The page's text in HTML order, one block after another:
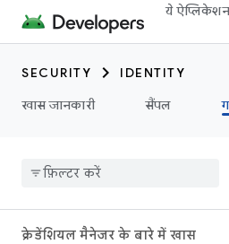
ये
SECURITY
IDENTITY
खास जानकारी
सैंपल
क्रेडेंशियल मैनेजर के बारे में खास